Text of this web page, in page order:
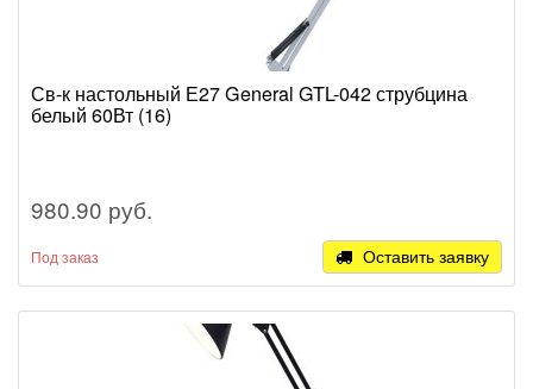
Св-к настольный Е27 General GTL-042 струбцина
белый 60Вт (16)
980.90 руб.
Под заказ Оставить заявку